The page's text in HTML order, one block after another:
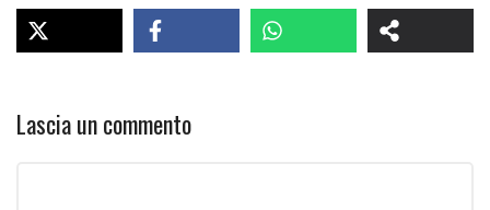
Lascia un commento